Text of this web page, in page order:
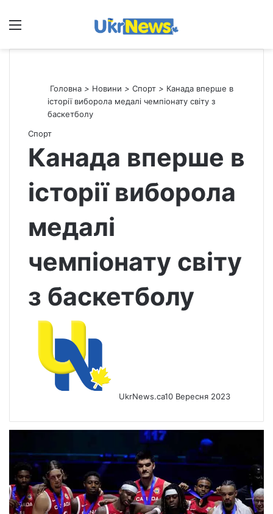
Меню
Головна > Новини > Спорт > Канада вперше в
історії виборола медалі чемпіонату світу з
баскетболу
Спорт
Канада вперше в
історії виборола
медалі
чемпіонату світу
з баскетболу
UkrNews.ca10 Вересня 2023